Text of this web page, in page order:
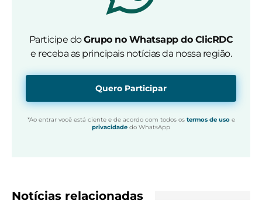
Participe doGrupo no Whatsapp do ClicRDC
e receba as principais notícias da nossa região.
Quero Participar
*Ao entrar você está ciente e de acordo com todos os termos de usoe
privacidade do WhatsApp
Notícias relacionadas